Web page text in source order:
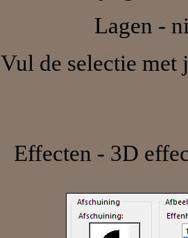
Lagen -
Vul de selectie
Effecten - 3D